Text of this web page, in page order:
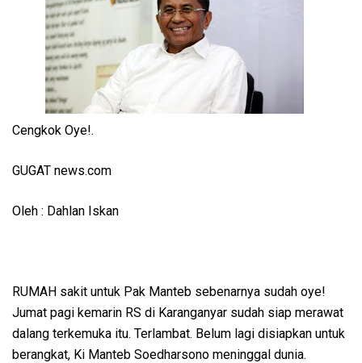
Cengkok Oye!.
GUGAT news.com
Oleh : Dahlan Iskan
RUMAH sakit untuk Pak Manteb sebenarnya sudah oye!
Jumat pagi kemarin RS di Karanganyar sudah siap merawat
dalang terkemuka itu. Terlambat. Belum lagi disiapkan untuk
berangkat, Ki Manteb Soedharsono meninggal dunia.